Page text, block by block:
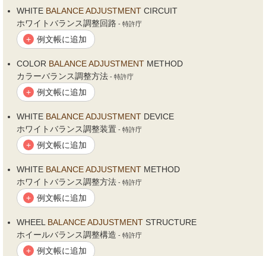
WHITE BALANCEADJUSTMENT CIRCUIT
ホワイトバランス調整回路 - 特許庁
+ 例文帳に追加
COLOR BALANCEADJUSTMENT METHOD
カラーバランス調整方法 - 特許庁
+ 例文帳に追加
WHITE BALANCEADJUSTMENT DEVICE
ホワイトバランス調整装置 - 特許庁
+ 例文帳に追加
WHITE BALANCEADJUSTMENT METHOD
ホワイトバランス調整方法 - 特許庁
+ 例文帳に追加
WHEEL BALANCEADJUSTMENT STRUCTURE
ホイールバランス調整構造 - 特許庁
+ 例文帳に追加